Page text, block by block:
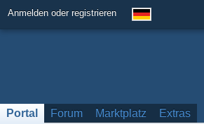
Anmelden oder registrieren
Portal Forum Marktplatz Extras